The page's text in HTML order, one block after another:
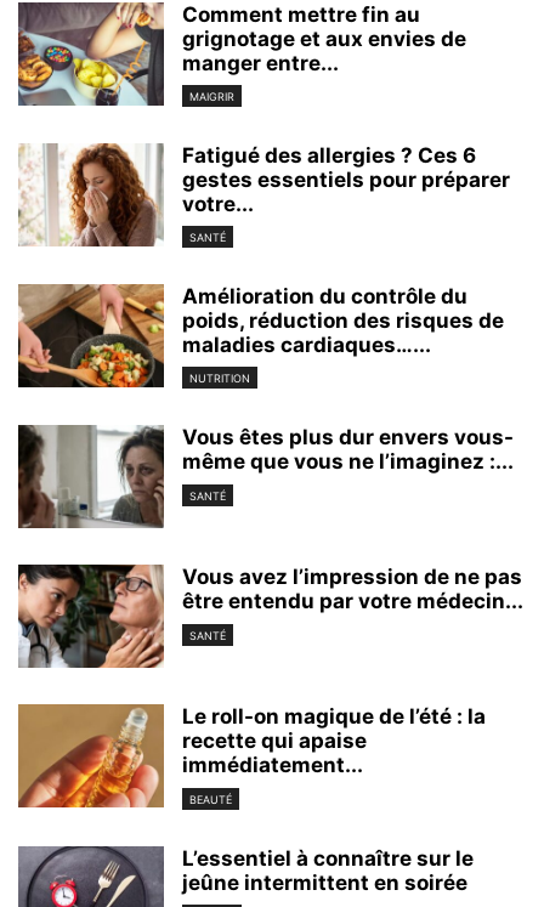
Comment mettre fin au
grignotage et aux envies de
manger entre...
MAIGRIR
Fatigué des allergies ? Ces 6
gestes essentiels pour préparer
votre...
SANTÉ
Amélioration du contrôle du
poids, réduction des risques de
maladies cardiaques…...
NUTRITION
Vous êtes plus dur envers vous-
même que vous ne l’imaginez :...
SANTÉ
Vous avez l’impression de ne pas
être entendu par votre médecin...
SANTÉ
Le roll-on magique de l’été : la
recette qui apaise
immédiatement...
BEAUTÉ
L’essentiel à connaître sur le
jeûne intermittent en soirée